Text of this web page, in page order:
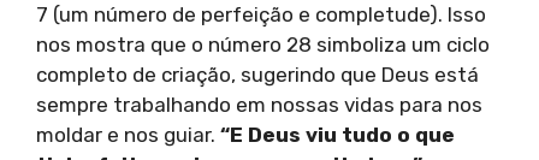
7 (um número de perfeição e completude). Isso
nos mostra que o número 28 simboliza um ciclo
completo de criação, sugerindo que Deus está
sempre trabalhando em nossas vidas para nos
moldar e nos guiar. “E Deus viu tudo o que